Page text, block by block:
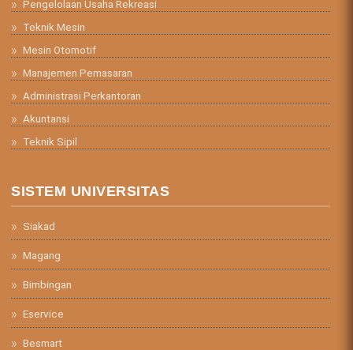
Pengelolaan Usaha Rekreasi
Teknik Mesin
Mesin Otomotif
Manajemen Pemasaran
Administrasi Perkantoran
Akuntansi
Teknik Sipil
SISTEM UNIVERSITAS
Siakad
Magang
Bimbingan
Eservice
Besmart